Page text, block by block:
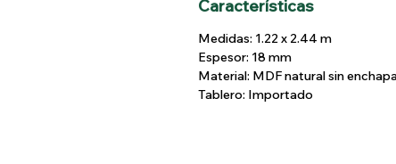
Características
Medidas: 1.22 x 2.44 m
Espesor: 18 mm
Material: MDF natural sin
Tablero: Importado